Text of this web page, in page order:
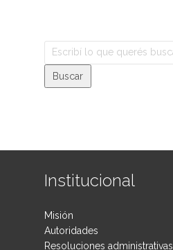
Institucional
Misión
Autoridades
Resoluciones administrativas